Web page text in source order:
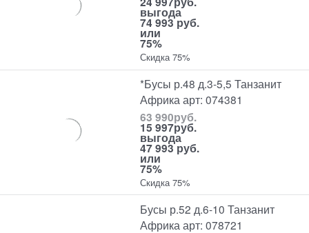
выгода
74 993 руб.
или
75%
Скидка 75%
*Бусы р.48 д.3-5,5 Танзанит
Африка арт: 074381
63 990руб.
15 997руб.
выгода
47 993 руб.
или
75%
Скидка 75%
Бусы р.52 д.6-10 Танзанит
Африка арт: 078721